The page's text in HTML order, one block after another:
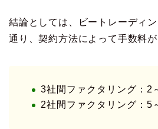
結論としては、ビートレーディ
通り、契約方法によって手数料が
3社間ファクタリング：2
2社間ファクタリング：5